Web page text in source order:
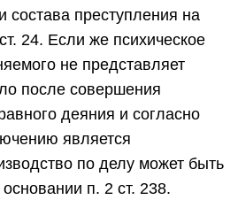
состава преступления на
24. Если же психическое
не представляет
после совершения
деяния и согласно
является
по делу может быть
п. 2 ст. 238.